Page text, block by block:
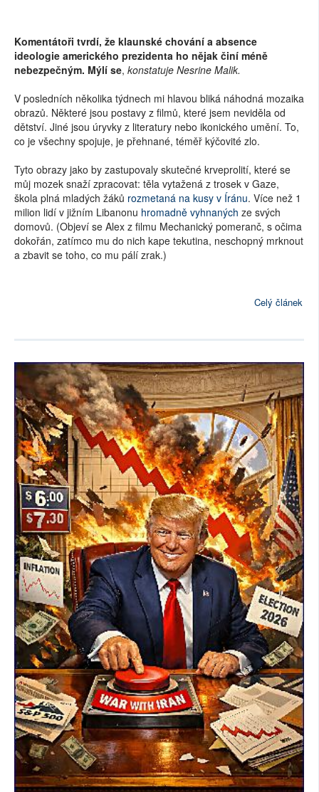
Komentátoři tvrdí, že klaunské chování a absence
ideologie amerického prezidenta ho nějak činí méně
nebezpečným. Mýlí se, konstatuje Nesrine Malik.
V posledních několika týdnech mi hlavou bliká náhodná mozaika
obrazů. Některé jsou postavy z filmů, které jsem neviděla od
dětství. Jiné jsou úryvky z literatury nebo ikonického umění. To,
co je všechny spojuje, je přehnané, téměř kýčovité zlo.
Tyto obrazy jako by zastupovaly skutečné krveprolití, které se
můj mozek snaží zpracovat: těla vytažená z trosek v Gaze,
škola plná mladých žáků rozmetaná na kusy v Íránu. Více než 1
milion lidí v jižním Libanonu hromadně vyhnaných ze svých
domovů. (Objeví se Alex z filmu Mechanický pomeranč, s očima
dokořán, zatímco mu do nich kape tekutina, neschopný mrknout
a zbavit se toho, co mu pálí zrak.)
Celý článek